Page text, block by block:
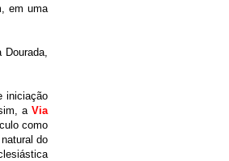
em uma
iniciação
a Via
como
do